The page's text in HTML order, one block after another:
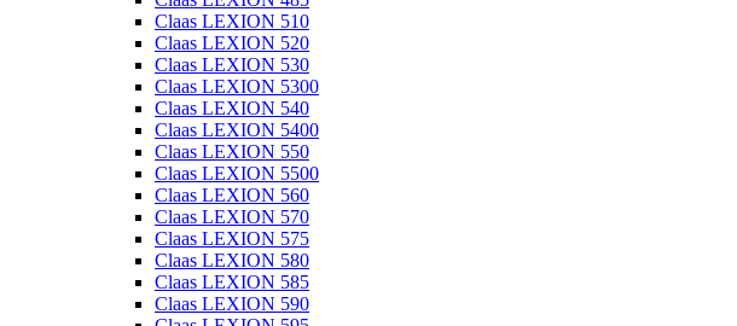
Claas LEXION 510
Claas LEXION 520
Claas LEXION 530
Claas LEXION 5300
Claas LEXION 540
Claas LEXION 5400
Claas LEXION 550
Claas LEXION 5500
Claas LEXION 560
Claas LEXION 570
Claas LEXION 575
Claas LEXION 580
Claas LEXION 585
Claas LEXION 590